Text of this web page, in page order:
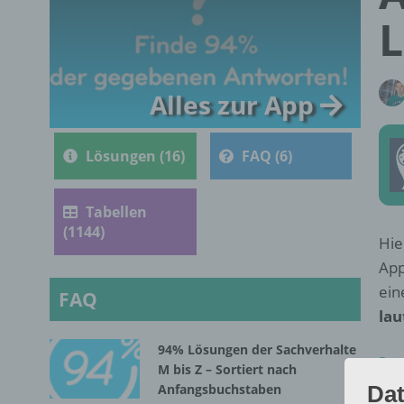
Alles zur App
Lösungen (16) FAQ (6)
Tabellen
(1144)
FAQ
94% Lösungen der Sachverhalte
M bis Z – Sortiert nach
Anfangsbuchstaben